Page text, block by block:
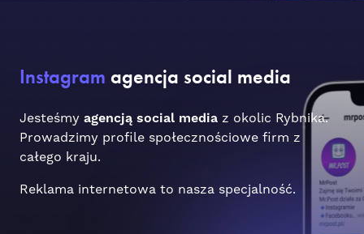
Instagram agencja social media
Jesteśmy agencją social media z okolic Rybnika.
Prowadzimy profile społecznościowe firm z
całego kraju.
Reklama internetowa to nasza specjalność.